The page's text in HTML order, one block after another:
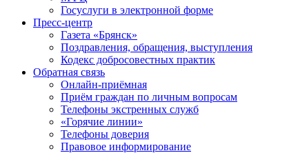
Госуслуги в электронной форме
Пресс-центр
Газета «Брянск»
Поздравления, обращения, выступления
Кодекс добросовестных практик
Обратная связь
Онлайн-приёмная
Приём граждан по личным вопросам
Телефоны экстренных служб
«Горячие линии»
Телефоны доверия
Правовое информирование